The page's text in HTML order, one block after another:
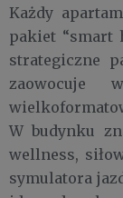
Każdy
pakiet “smart
strategiczne
zaowocuje
W budynku
wellness,
symulatora